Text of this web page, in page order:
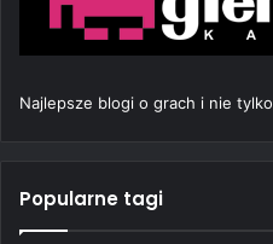
Najlepsze blogi o grach i nie tylko
Popularne tagi